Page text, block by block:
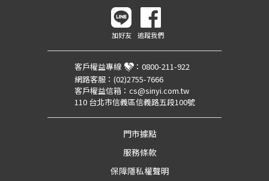
加好友 追蹤我們
客戶權益專線 ： 0800-211-922
網路客服： (02)2755-7666
客戶權益信箱： cs@sinyi.com.tw
110 台北市信義區信義路五段100號
門市據點
服務條款
保障隱私權聲明